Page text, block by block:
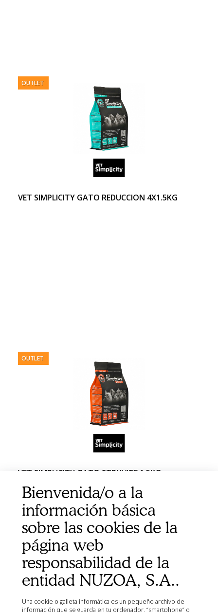
OUTLET
VET SIMPLICITY GATO REDUCCION 4X1.5KG
OUTLET
VET SIMPLICITY GATO STRUVITE 1.5KG
Bienvenida/o a la
información básica
sobre las cookies de la
página web
responsabilidad de la
entidad NUZOA, S.A..
Una cookie o galleta informática es un pequeño archivo de
información que se guarda en tu ordenador, “smartphone” o